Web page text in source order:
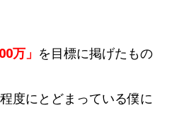
万」 を目標に掲げたもの
度にとどまっている僕に